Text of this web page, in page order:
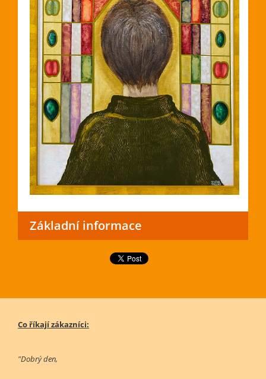
Základní informace
Co říkají zákazníci:
"Dobrý den,